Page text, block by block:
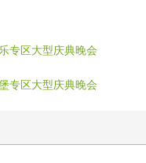
希望》
专区大型庆典晚会
专区大型庆典晚会